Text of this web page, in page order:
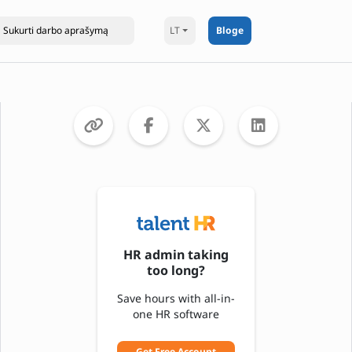
LT Bloge
HR admin taking
too long?
Save hours with all-in-
one HR software